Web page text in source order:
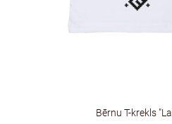
Bērnu T-krekls